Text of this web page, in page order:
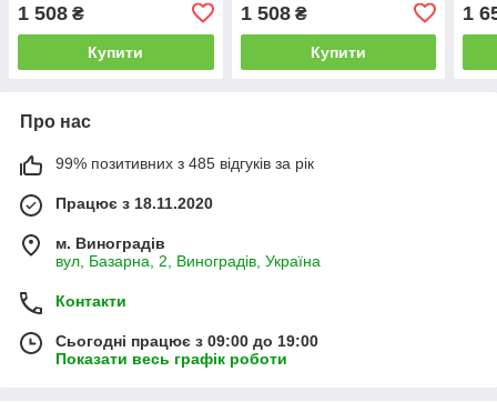
1 508 ₴
Купити
1 508₴
Купити
1
Про нас
99% позитивних з 485 відгуків за рік
Працює з 18.11.2020
м. Виноградів
вул, Базарна, 2, Виноградів, Україна
Контакти
Сьогодні працює з 09:00 до 19:00
Показати весь графік роботи